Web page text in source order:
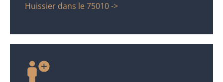
Huissier dans le 75010 ->